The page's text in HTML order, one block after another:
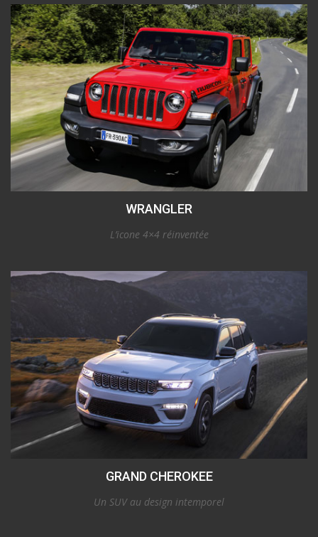
WRANGLER
L’icone 4×4 réinventée
GRAND CHEROKEE
Un SUV au design intemporel